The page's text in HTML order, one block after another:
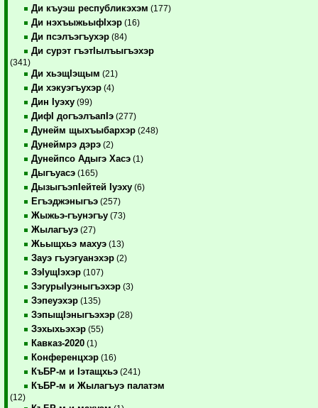
Ди къуэш республикэхэм (177)
Ди нэхъыжьыфIхэр (16)
Ди псэлъэгъухэр (84)
Ди сурэт гъэтIылъыгъэхэр
(341)
Ди хьэщIэщым (21)
Ди хэкуэгъухэр (4)
Дин Iуэху (99)
ДифI догъэлъапIэ (277)
Дунейм щыхъыбархэр (248)
Дунеймрэ дэрэ (2)
Дунейпсо Адыгэ Хасэ (1)
Дыгъуасэ (165)
ДызыгъэпIейтей Iуэху (6)
Егъэджэныгъэ (257)
Жыжьэ-гъунэгъу (73)
Жылагъуэ (27)
Жьыщхьэ махуэ (13)
Зауэ гъуэгуанэхэр (2)
ЗэIущIэхэр (107)
ЗэгурыIуэныгъэхэр (3)
Зэпеуэхэр (135)
ЗэпыщIэныгъэхэр (28)
Зэхыхьэхэр (55)
Кавказ-2020 (1)
Конференцхэр (16)
КъБР-м и Iэтащхьэ (241)
КъБР-м и Жылагъуэ палатэм
(12)